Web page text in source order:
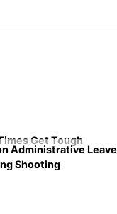
Get Tough
Administrative Leave
Shooting